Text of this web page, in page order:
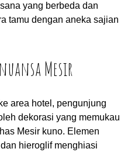
yang berbeda dan
tamu dengan aneka sajian
Mesir
area hotel, pengunjung
dekorasi yang memukau
Mesir kuno. Elemen
hieroglif menghiasi